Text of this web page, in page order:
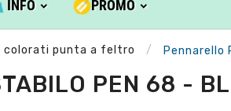
INFO PROMO
colorati punta a feltro Pennarello
PEN 68 -